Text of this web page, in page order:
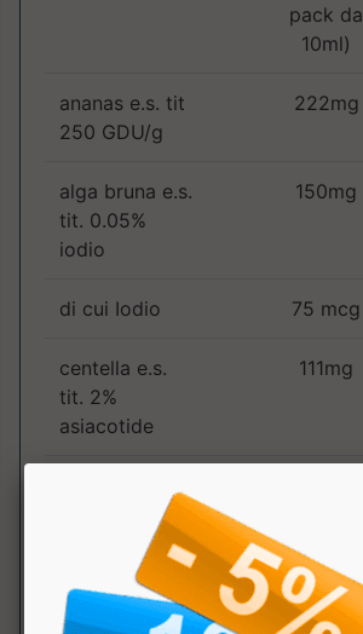
pack da
10ml)
ananas e.s. tit
250 GDU/g
222mg
alga bruna e.s.
tit. 0.05%
iodio
150mg
di cui Iodio 75 mcg
centella e.s.
tit. 2%
asiacotide
111mg
ortosifon e.s.
0.1%
111mg